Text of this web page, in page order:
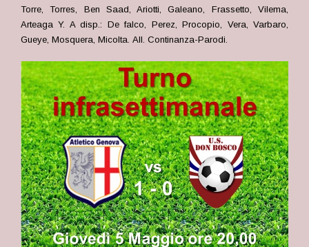
Torre, Torres, Ben Saad, Ariotti, Galeano, Frassetto, Vilema,
Arteaga Y. A disp.: De falco, Perez, Procopio, Vera, Varbaro,
Gueye, Mosquera, Micolta. All. Continanza-Parodi.